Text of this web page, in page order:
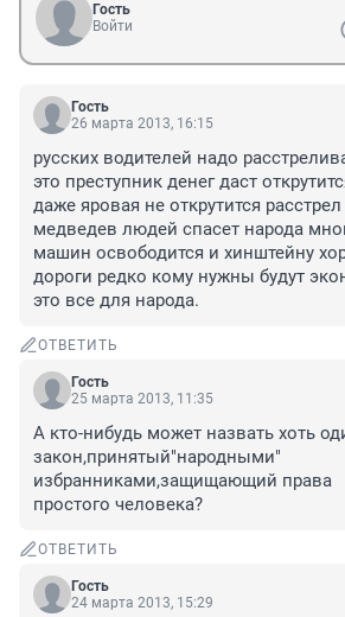
Гость
Войти
Гость
26 марта 2013, 16:15
русских водителей надо
это преступник денег даст
даже яровая не открутится
медведев людей спасет народа
машин освободится и хинштейну
дороги редко кому нужны будут
это все для народа.
ОТВЕТИТЬ
Гость
25 марта 2013, 11:35
А кто-нибудь может назвать хоть
закон,принятый"народными"
избранниками,защищающий права
простого человека?
ОТВЕТИТЬ
Гость
24 марта 2013, 15:29